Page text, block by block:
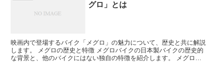
グロ」とは
映画内で登場するバイク「メグロ」の魅力について、歴史と共に解説
します。 メグロの歴史と特徴 メグロバイクの日本製バイクの歴史的
な背景と、他のバイクにはない独自の特徴を紹介します。 メグロバ